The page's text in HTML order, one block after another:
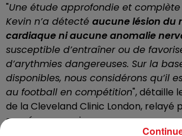
"Une étude approfondie et
Kevin n’a détecté aucune lésion du
cardiaque ni aucune anomalie
susceptible d’entraîner ou de
d’arythmies dangereuses. Sur la
disponibles, nous considérons qu’il
au football en compétition", détaille
de la Cleveland Clinic London, relayé
ses réseaux sociaux.